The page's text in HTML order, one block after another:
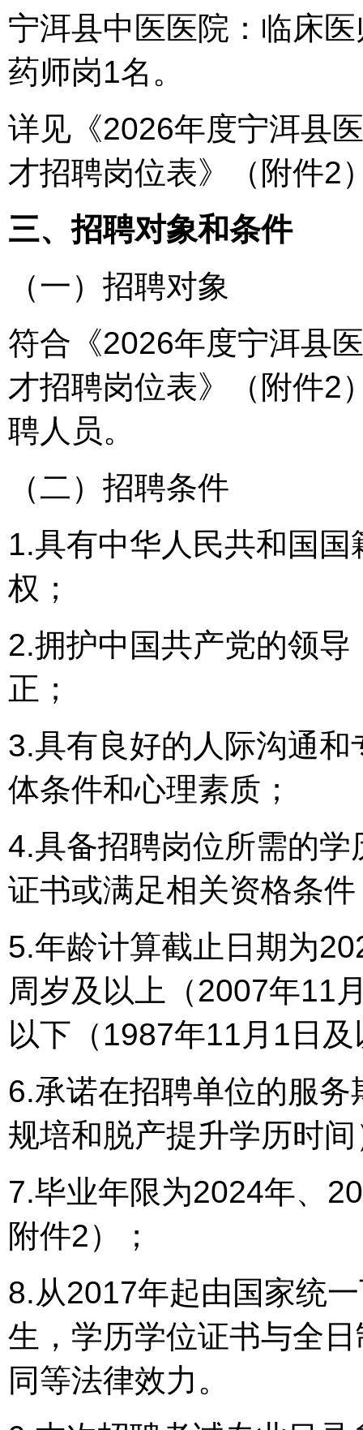
宁洱县中医医院：临床
药师岗1名。
详见《2026年度宁洱县
才招聘岗位表》（附件2
三、招聘对象和条件
（一）招聘对象
符合《2026年度宁洱县
才招聘岗位表》（附件2
聘人员。
（二）招聘条件
1.具有中华人民共和国
权；
2.拥护中国共产党的领
正；
3.具有良好的人际沟通
体条件和心理素质；
4.具备招聘岗位所需的
证书或满足相关资格条件
5.年龄计算截止日期为
周岁及以上（2007年11
以下（1987年11月1日
6.承诺在招聘单位的服
规培和脱产提升学历时
7.毕业年限为2024年、
附件2）；
8.从2017年起由国家统
生，学历学位证书与全
同等法律效力。